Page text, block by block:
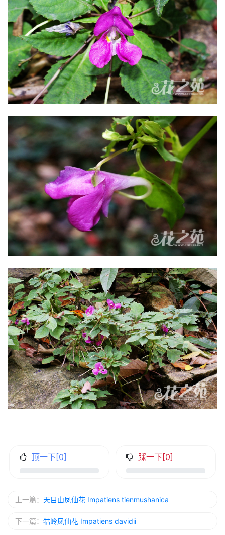
顶一下[0] 踩一下[0]
上一篇： 天目山凤仙花 Impatiens tienmushanica
下一篇： 牯岭凤仙花 Impatiens davidii